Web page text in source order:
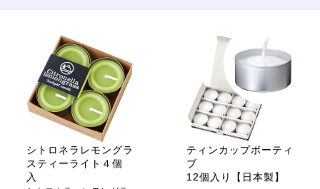
シトロネラレモングラ
スティーライト４個
入
ティンカップボーティ
ブ
12個入り【日本製】